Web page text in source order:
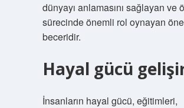
dünyayı anlamasını sağlayan ve
sürecinde önemli rol oynayan
beceridir.
Hayal gücü
İnsanların hayal gücü, eğitimleri,